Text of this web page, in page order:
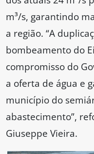
m³/s, garantindo
a região. “A
bombeamento do
compromisso do
a oferta de água e
município do
abastecimento”,
Giuseppe Vieira.